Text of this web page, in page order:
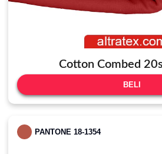
Cotton Combed
BELI
PANTONE 18-1354